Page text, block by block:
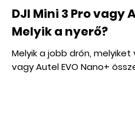
DJI Mini 3 Pro vagy
Melyik a nyerő?
Melyik a jobb drón, melyiket
vagy Autel EVO Nano+